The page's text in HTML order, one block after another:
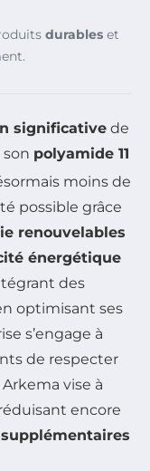
durables et
significative de
son polyamide 11
moins de
possible grâce
renouvelables
énergétique
des
optimisant ses
s’engage à
de respecter
vise à
encore
supplémentaires